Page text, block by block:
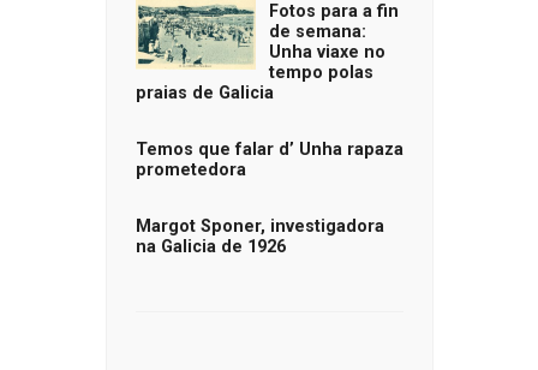
Fotos para a fin
de semana:
Unha viaxe no
tempo polas
praias de Galicia
Temos que falar d’ Unha rapaza
prometedora
Margot Sponer, investigadora
na Galicia de 1926